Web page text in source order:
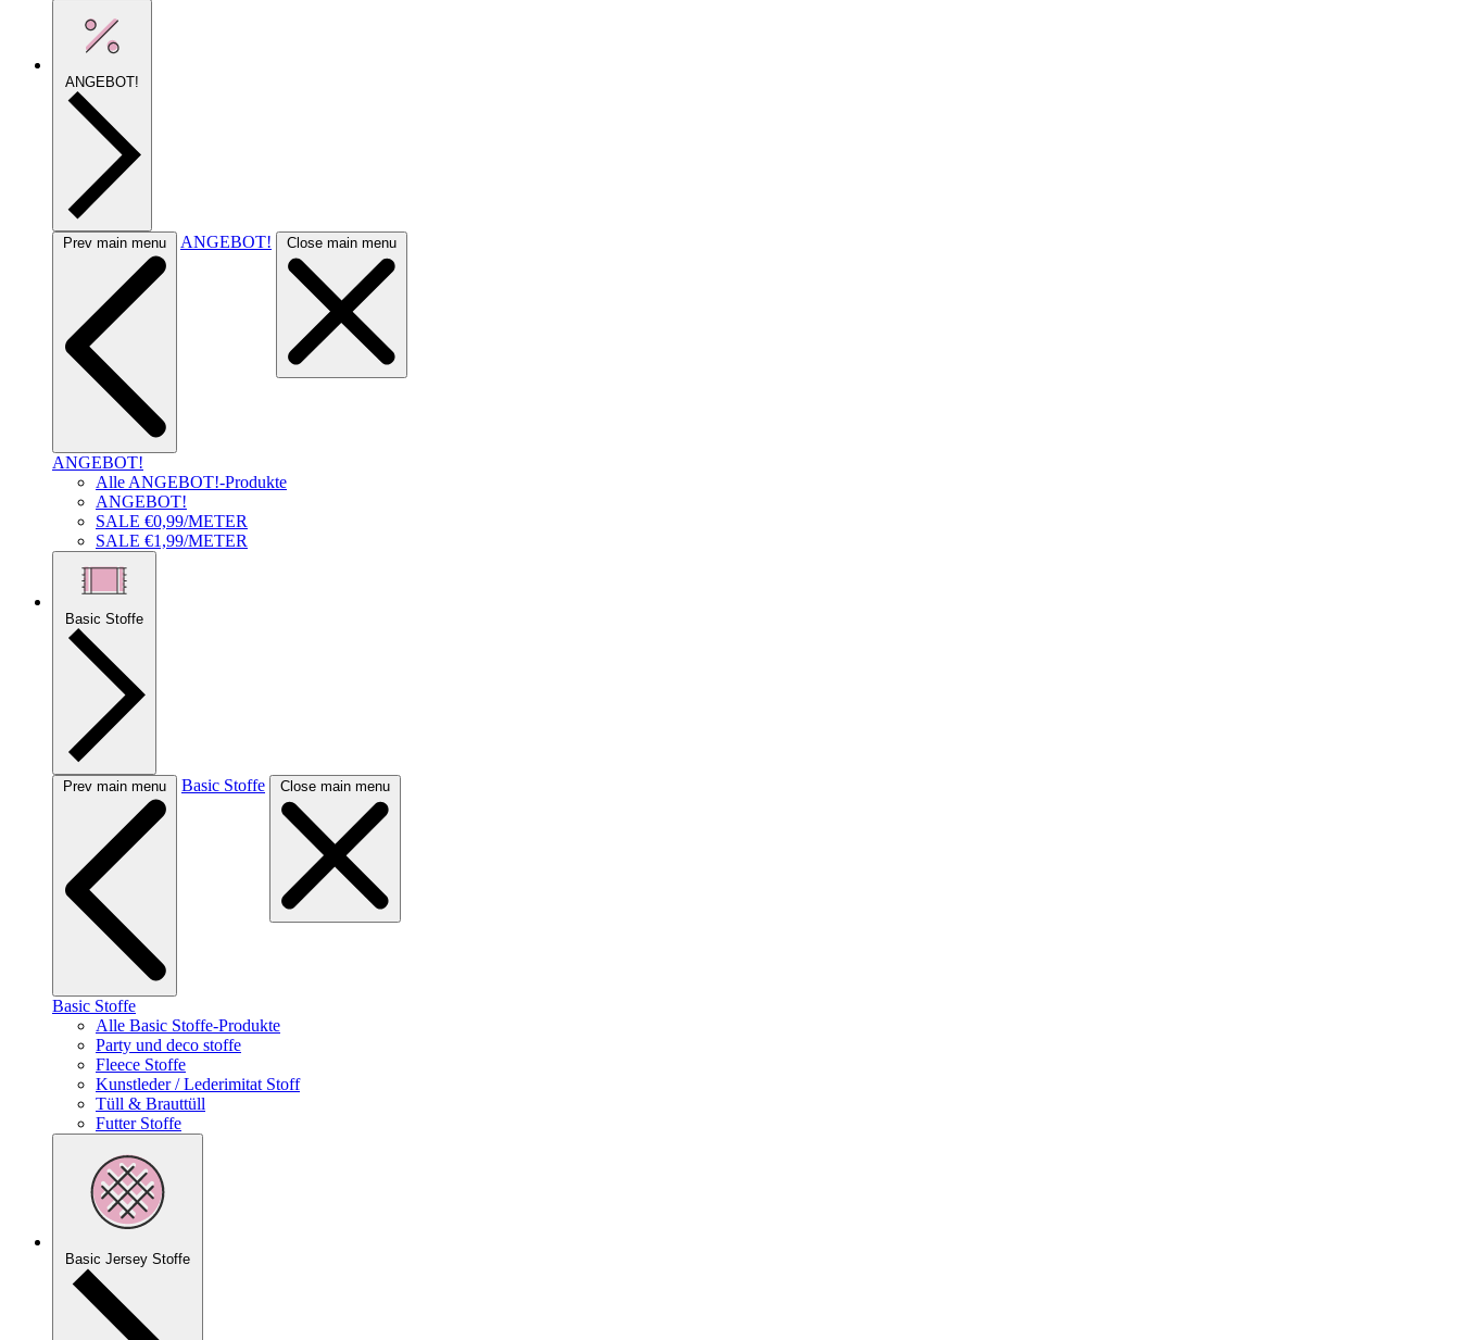
ANGEBOT!
Prev main menu ANGEBOT! Close main menu
ANGEBOT!
Alle ANGEBOT!-Produkte
ANGEBOT!
SALE €0,99/METER
SALE €1,99/METER
Basic Stoffe
Prev main menu Basic Stoffe Close main menu
Basic Stoffe
Alle Basic Stoffe-Produkte
Party und deco stoffe
Fleece Stoffe
Kunstleder / Lederimitat Stoff
Tüll & Brauttüll
Futter Stoffe
Basic Jersey Stoffe